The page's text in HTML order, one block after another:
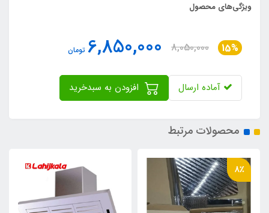
ویژگی‌های محصول
15%
8,050,000
6,850,000 تومان
آماده ارسال
محصولات مرتبط
8٪